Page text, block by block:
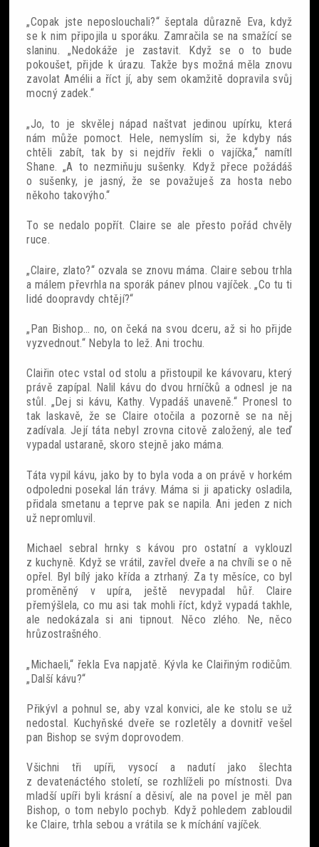
„Copak jste neposlouchali?“ šeptala důrazně Eva, když
se k nim připojila u sporáku. Zamračila se na smažící se
slaninu. „Nedokáže je zastavit. Když se o to bude
pokoušet, přijde k úrazu. Takže bys možná měla znovu
zavolat Amélii a říct jí, aby sem okamžitě dopravila svůj
mocný zadek.“
„Jo, to je skvělej nápad naštvat jedinou upírku, která
nám může pomoct. Hele, nemyslím si, že kdyby nás
chtěli zabít, tak by si nejdřív řekli o vajíčka,“ namítl
Shane. „A to nezmiňuju sušenky. Když přece požádáš
o sušenky, je jasný, že se považuješ za hosta nebo
někoho takovýho.“
To se nedalo popřít. Claire se ale přesto pořád chvěly
ruce.
„Claire, zlato?“ ozvala se znovu máma. Claire sebou trhla
a málem převrhla na sporák pánev plnou vajíček. „Co tu ti
lidé doopravdy chtějí?“
„Pan Bishop… no, on čeká na svou dceru, až si ho přijde
vyzvednout.“ Nebyla to lež. Ani trochu.
Claiřin otec vstal od stolu a přistoupil ke kávovaru, který
právě zapípal. Nalil kávu do dvou hrníčků a odnesl je na
stůl. „Dej si kávu, Kathy. Vypadáš unaveně.“ Pronesl to
tak laskavě, že se Claire otočila a pozorně se na něj
zadívala. Její táta nebyl zrovna citově založený, ale teď
vypadal ustaraně, skoro stejně jako máma.
Táta vypil kávu, jako by to byla voda a on právě v horkém
odpoledni posekal lán trávy. Máma si ji apaticky osladila,
přidala smetanu a teprve pak se napila. Ani jeden z nich
už nepromluvil.
Michael sebral hrnky s kávou pro ostatní a vyklouzl
z kuchyně. Když se vrátil, zavřel dveře a na chvíli se o ně
opřel. Byl bílý jako křída a ztrhaný. Za ty měsíce, co byl
proměněný v upíra, ještě nevypadal hůř. Claire
přemýšlela, co mu asi tak mohli říct, když vypadá takhle,
ale nedokázala si ani tipnout. Něco zlého. Ne, něco
hrůzostrašného.
„Michaeli,“ řekla Eva napjatě. Kývla ke Claiřiným rodičům.
„Další kávu?“
Přikývl a pohnul se, aby vzal konvici, ale ke stolu se už
nedostal. Kuchyňské dveře se rozletěly a dovnitř vešel
pan Bishop se svým doprovodem.
Všichni tři upíři, vysocí a nadutí jako šlechta
z devatenáctého století, se rozhlíželi po místnosti. Dva
mladší upíři byli krásní a děsiví, ale na povel je měl pan
Bishop, o tom nebylo pochyb. Když pohledem zabloudil
ke Claire, trhla sebou a vrátila se k míchání vajíček.